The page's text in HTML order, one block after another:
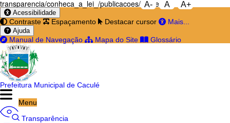
transparencia/conheca_a_lei_/publicacoes/decretos
A- A A+
Acessibilidade
Contraste Espaçamento Destacar cursor Mais...
Ajuda
Manual de Navegação Mapa do Site Glossário
Prefeitura Municipal de Caculé
Menu
Transparência